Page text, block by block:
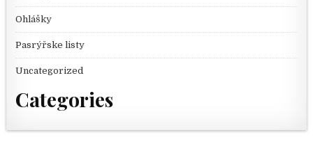
Ohlášky
Pasrýřske listy
Uncategorized
Categories